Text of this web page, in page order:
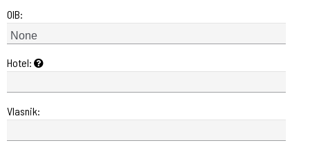
OIB:
Hotel:
Vlasnik: